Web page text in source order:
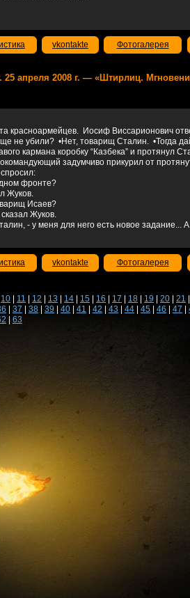
vkontakte Фотогалерея
25 апреля 2008 г. — «Штирлиц.
красноармейцев. Иосиф Виссарионович
не убили? •Нет, товарищ Сталин. •Тогда
кармана коробку “Казбека” и протянул
задумчиво прикурил от
фронте?
Жуков.
Исаев?
Жуков.
- у меня для него есть новое задание...
vkontakte Фотогалерея
10 11 12 13 14 15 16 17 18 19 20 21
37 38 39 40 41 42 43 44 45 46 47
63